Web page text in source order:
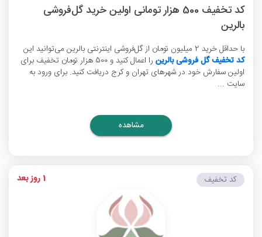
کد تخفیف 500 هزار تومانی اولین خرید گل‌فروشی
بالرین
با حداقل خرید 2 میلیون تومان از گل‌فروشی اینترنتی بالرین می‌توانید این
کد تخفیف گل فروشی بالرین
را اعمال کنید و 500 هزار تومان تخفیف برای
اولین سفارش خود در شهرهای تهران و کرج دریافت کنید. برای ورود به
سایت ...
مشاهده
کد تخفیف 1 روز بعد